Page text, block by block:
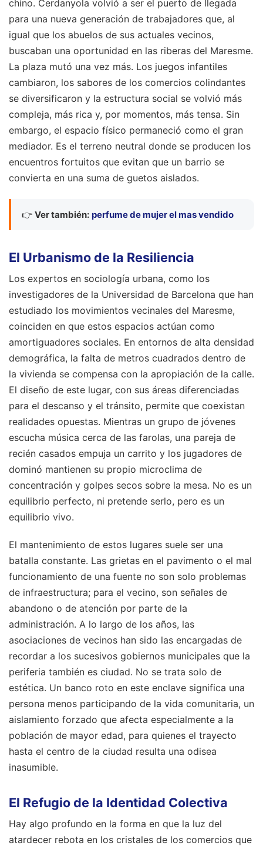
chino. Cerdanyola volvió a ser el puerto de llegada
para una nueva generación de trabajadores que, al
igual que los abuelos de sus actuales vecinos,
buscaban una oportunidad en las riberas del Maresme.
La plaza mutó una vez más. Los juegos infantiles
cambiaron, los sabores de los comercios colindantes
se diversificaron y la estructura social se volvió más
compleja, más rica y, por momentos, más tensa. Sin
embargo, el espacio físico permaneció como el gran
mediador. Es el terreno neutral donde se producen los
encuentros fortuitos que evitan que un barrio se
convierta en una suma de guetos aislados.
👉 Ver también: perfume de mujer el mas vendido
El Urbanismo de la Resiliencia
Los expertos en sociología urbana, como los
investigadores de la Universidad de Barcelona que han
estudiado los movimientos vecinales del Maresme,
coinciden en que estos espacios actúan como
amortiguadores sociales. En entornos de alta densidad
demográfica, la falta de metros cuadrados dentro de
la vivienda se compensa con la apropiación de la calle.
El diseño de este lugar, con sus áreas diferenciadas
para el descanso y el tránsito, permite que coexistan
realidades opuestas. Mientras un grupo de jóvenes
escucha música cerca de las farolas, una pareja de
recién casados empuja un carrito y los jugadores de
dominó mantienen su propio microclima de
concentración y golpes secos sobre la mesa. No es un
equilibrio perfecto, ni pretende serlo, pero es un
equilibrio vivo.
El mantenimiento de estos lugares suele ser una
batalla constante. Las grietas en el pavimento o el mal
funcionamiento de una fuente no son solo problemas
de infraestructura; para el vecino, son señales de
abandono o de atención por parte de la
administración. A lo largo de los años, las
asociaciones de vecinos han sido las encargadas de
recordar a los sucesivos gobiernos municipales que la
periferia también es ciudad. No se trata solo de
estética. Un banco roto en este enclave significa una
persona menos participando de la vida comunitaria, un
aislamiento forzado que afecta especialmente a la
población de mayor edad, para quienes el trayecto
hasta el centro de la ciudad resulta una odisea
inasumible.
El Refugio de la Identidad Colectiva
Hay algo profundo en la forma en que la luz del
atardecer rebota en los cristales de los comercios que